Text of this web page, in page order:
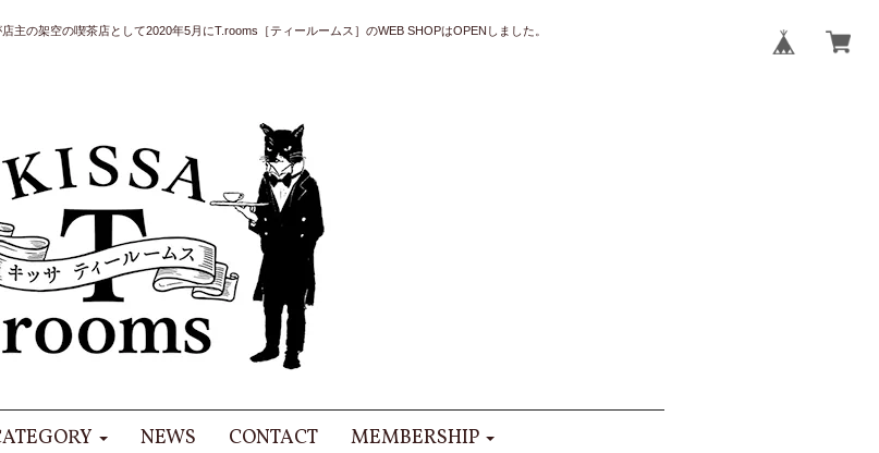
主の架空の喫茶店として2020年5月にT.rooms［ティールームス］のWEB SHOPはOPENしました。
NEWS CONTACT MEMBERSHIP